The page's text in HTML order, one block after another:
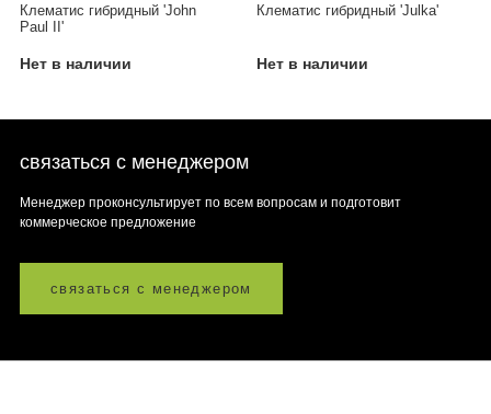
Клематис гибридный 'John
Paul II'
Нет в наличии
Клематис гибридный 'Julka'
Нет в наличии
связаться с менеджером
Менеджер проконсультирует по всем вопросам и подготовит
коммерческое предложение
связаться с менеджером